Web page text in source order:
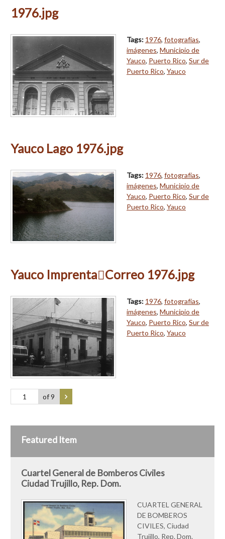
1976.jpg
Tags: 1976, fotografías,
imágenes, Municipio de
Yauco, Puerto Rico, Sur de
Puerto Rico, Yauco
Yauco Lago 1976.jpg
Tags: 1976, fotografías,
imágenes, Municipio de
Yauco, Puerto Rico, Sur de
Puerto Rico, Yauco
Yauco ImprentaCorreo 1976.jpg
Tags: 1976, fotografías,
imágenes, Municipio de
Yauco, Puerto Rico, Sur de
Puerto Rico, Yauco
of 9
Featured Item
Cuartel General de Bomberos Civiles
Ciudad Trujillo, Rep. Dom.
CUARTEL GENERAL
DE BOMBEROS
CIVILES, Ciudad
Trujillo, Rep. Dom.